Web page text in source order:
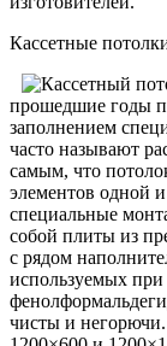
Кассетные
прошедшие годы
заполнением
часто называют
самым, что
элементов одной
специальные
собой плиты из
с рядом
используемых при
чисты и